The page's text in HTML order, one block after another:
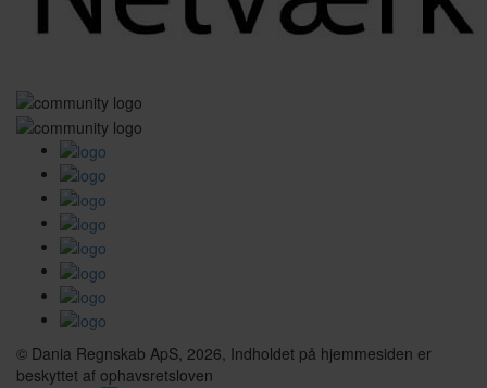
© Dania Regnskab ApS, 2026, Indholdet på hjemmesiden er
beskyttet af ophavsretsloven